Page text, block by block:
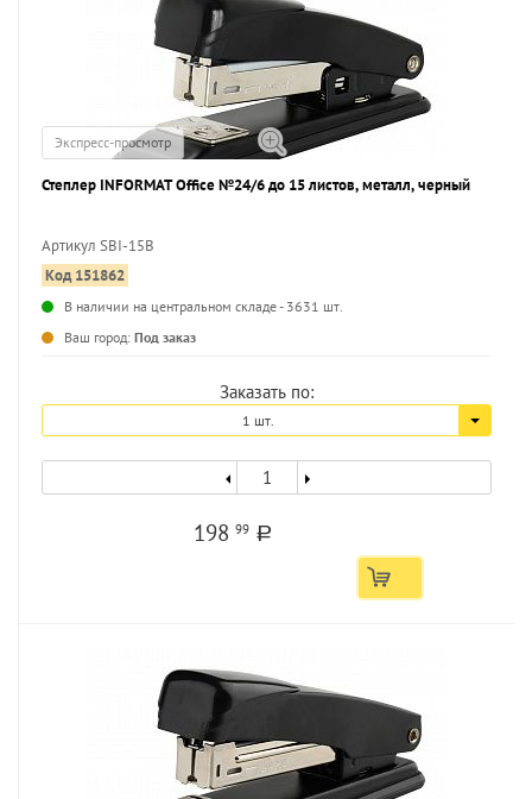
Экспресс-просмотр
Степлер INFORMAT Office №24/6 до 15 листов, металл, черный
Артикул SBI-15B
Код 151862
В наличии на центральном складе - 3631 шт.
Ваш город: Под заказ
Заказать по:
1 шт.
19899 a